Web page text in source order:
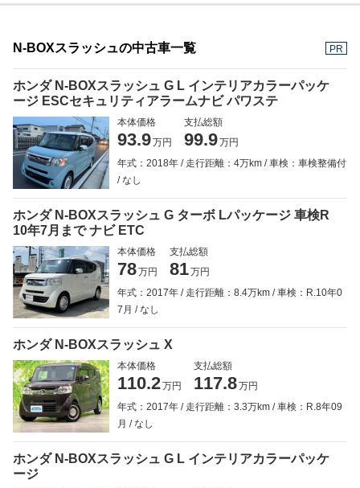
N-BOXスラッシュの中古車一覧 PR
ホンダ N-BOXスラッシュ G L インテリアカラーパッケ
ージ ESCセキュリティアラームナビ パワステ
本体価格
93.9万円
支払総額
99.9万円
年式：2018年
走行距離：4万km
車検：車検整備付
なし
ホンダ N-BOXスラッシュ G ターボ Lパッケージ 車検R
10年7月まで ナビ ETC
本体価格
78万円
支払総額
81万円
年式：2017年
走行距離：8.4万km
車検：R.10年0
7月
なし
ホンダ N-BOXスラッシュ X
本体価格
110.2万円
支払総額
117.8万円
年式：2017年
走行距離：3.3万km
車検：R.8年09
月
なし
ホンダ N-BOXスラッシュ G L インテリアカラーパッケ
ージ